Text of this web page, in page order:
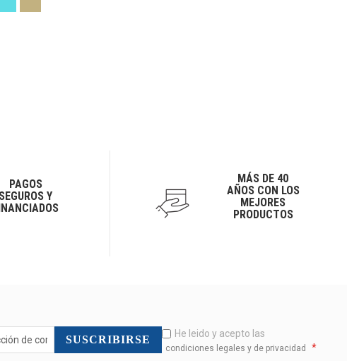
PAGOS
SEGUROS Y
MÁS DE 40
AÑOS CON LOS
MEJORES
PRODUCTOS
SUSCRIBIRSE He leido y acepto las
condiciones legales y de privacidad *